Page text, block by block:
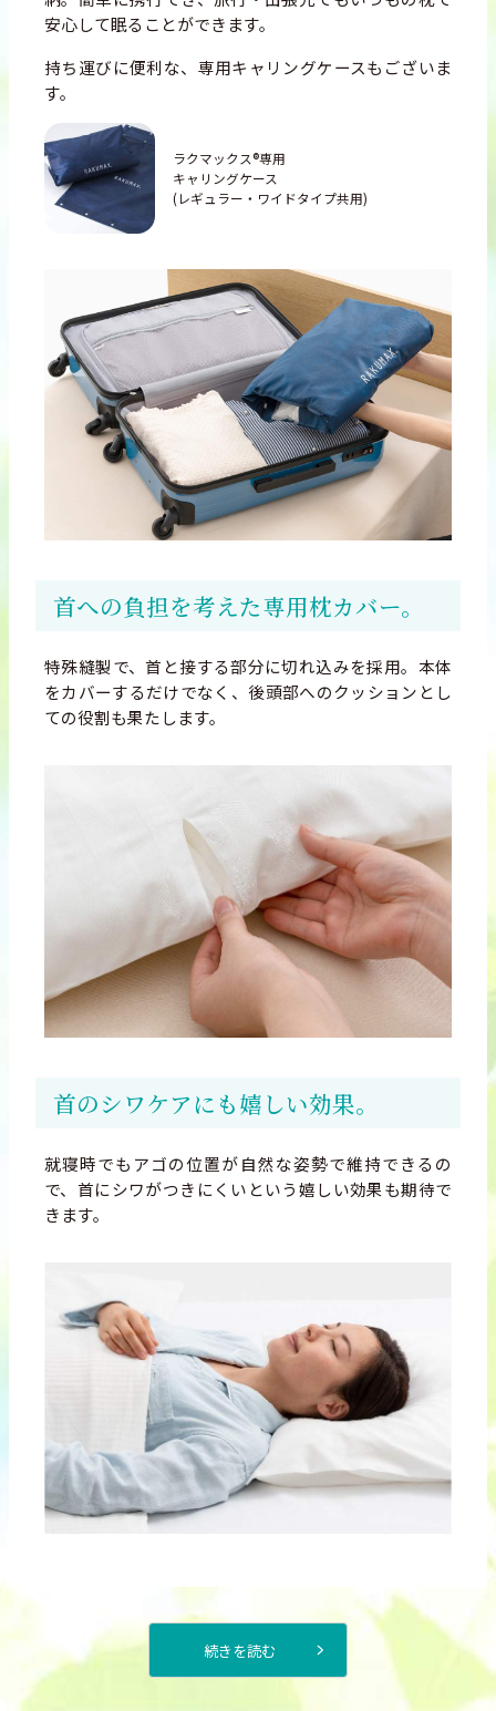
安心して眠ることができます。
持ち運びに便利な、専用キャリングケースもございま
す。
ラクマックス®専用
キャリングケース
(レギュラー・ワイドタイプ共用)
首への負担を考えた専用枕カバー。
特殊縫製で、首と接する部分に切れ込みを採用。本体
をカバーするだけでなく、後頭部へのクッションとし
ての役割も果たします。
首のシワケアにも嬉しい効果。
就寝時でもアゴの位置が自然な姿勢で維持できるの
で、首にシワがつきにくいという嬉しい効果も期待で
きます。
続きを読む